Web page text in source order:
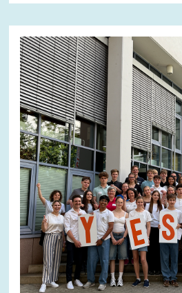
Bild
öffnet
in
vergrößerter
Ansicht